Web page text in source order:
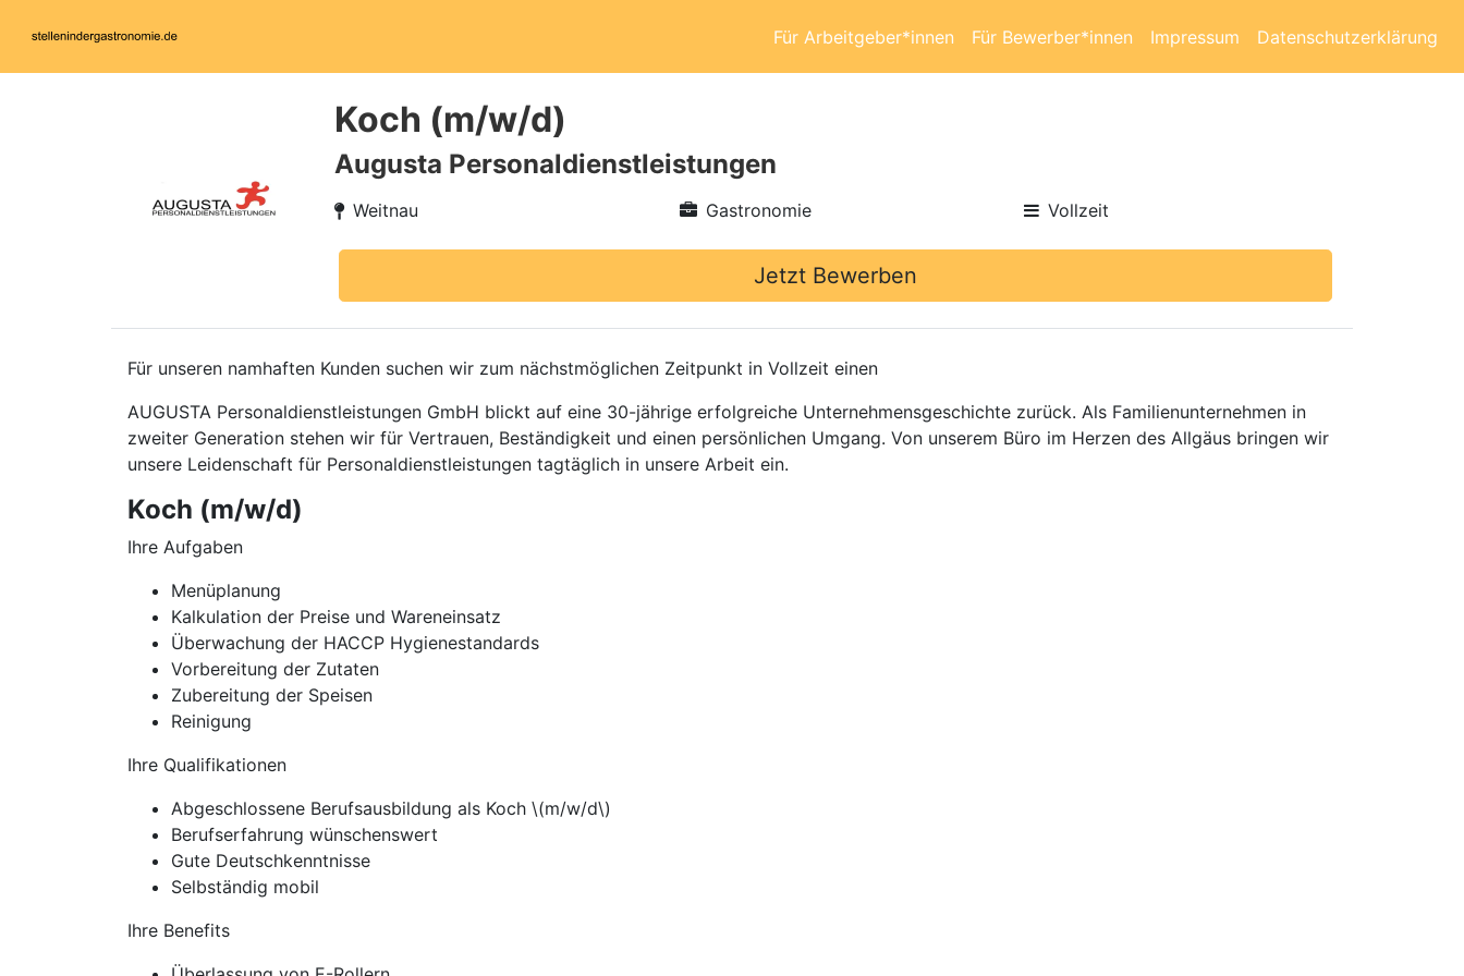
Für Arbeitgeber*innen Für Bewerber*innen Impressum Datenschutzerklärung
Koch (m/w/d)
Augusta Personaldienstleistungen
Weitnau Gastronomie Vollzeit
Jetzt Bewerben
Für unseren namhaften Kunden suchen wir zum nächstmöglichen Zeitpunkt in Vollzeit einen
AUGUSTA Personaldienstleistungen GmbH blickt auf eine 30-jährige erfolgreiche Unternehmensgeschichte zurück. Als Familienunternehmen in
zweiter Generation stehen wir für Vertrauen, Beständigkeit und einen persönlichen Umgang. Von unserem Büro im Herzen des Allgäus bringen wir
unsere Leidenschaft für Personaldienstleistungen tagtäglich in unsere Arbeit ein.
Koch (m/w/d)
Ihre Aufgaben
Menüplanung
Kalkulation der Preise und Wareneinsatz
Überwachung der HACCP Hygienestandards
Vorbereitung der Zutaten
Zubereitung der Speisen
Reinigung
Ihre Qualifikationen
Abgeschlossene Berufsausbildung als Koch \(m/w/d\)
Berufserfahrung wünschenswert
Gute Deutschkenntnisse
Selbständig mobil
Ihre Benefits